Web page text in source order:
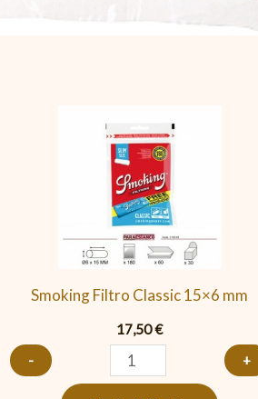
Smoking Filtro Classic 15×6 mm
17,50€
-
Filtro
Classic
15x6
mm
cantidad
+